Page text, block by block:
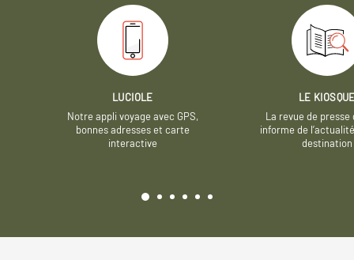
LUCIOLE
Notre appli voyage avec GPS,
bonnes adresses et carte
interactive
LE
La revue de presse
informe de
destination